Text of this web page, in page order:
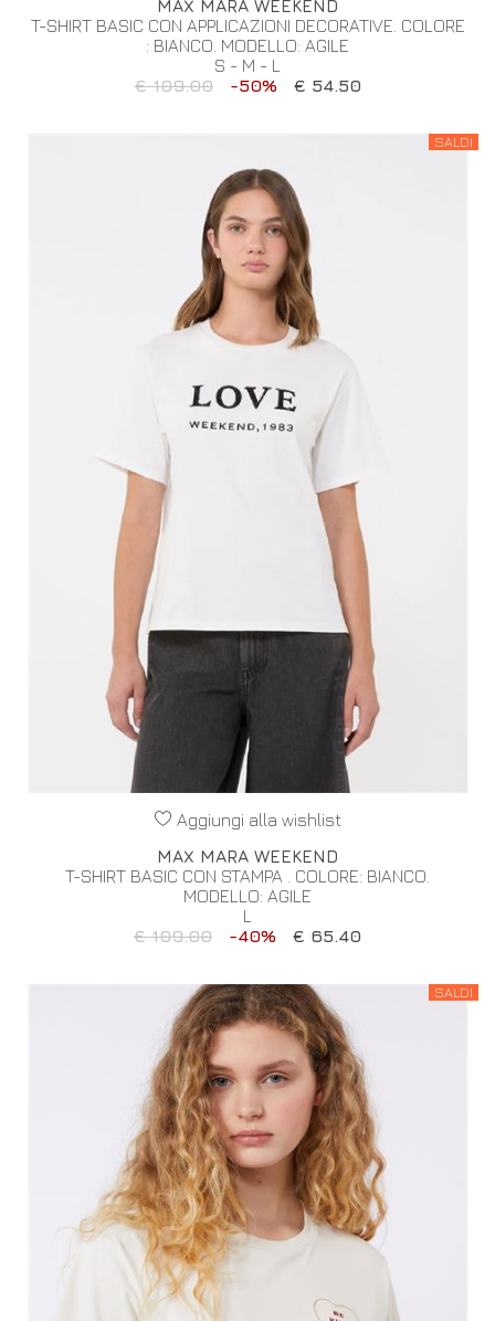
MAX MARA WEEKEND
T-SHIRT BASIC CON APPLICAZIONI DECORATIVE. COLORE
: BIANCO. MODELLO: AGILE
S - M - L
€ 109.00
-50% € 54.50
SALDI
Aggiungi alla wishlist
MAX MARA WEEKEND
T-SHIRT BASIC CON STAMPA . COLORE: BIANCO.
MODELLO: AGILE
L
€ 109.00
-40% € 65.40
SALDI